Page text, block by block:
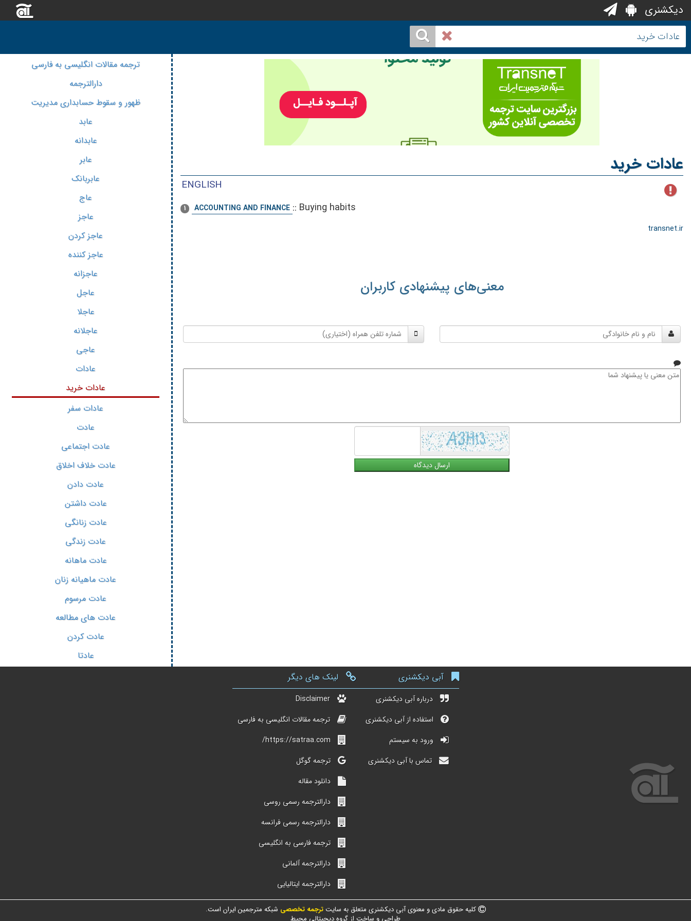
دیکشنری
عادات خرید
ENGLISH
1 ACCOUNTING AND FINANCE :: Buying habits
transnet.ir
معنی‌های پیشنهادی کاربران
و
شماره
تلفن
متن
ترجمه مقالات انگلیسی به فارسی
دارالترجمه
ظهور و سقوط حسابداری مدیریت
عابد
عابدانه
عابر
عابربانک
عاج
عاجز
عاجز کردن
عاجز کننده
عاجزانه
عاجل
عاجلا
عاجلانه
عاجی
عادات
عادات خرید
عادات سفر
عادت
عادت اجتماعی
عادت خلاف اخلاق
عادت دادن
عادت داشتن
عادت زنانگی
عادت زندگی
عادت ماهانه
عادت ماهیانه زنان
عادت مرسوم
عادت های مطالعه
عادت کردن
عادتا
آبی دیکشنری
درباره آبی دیکشنری
استفاده از آبی دیکشنری
ورود به سیستم
تماس با آبی دیکشنری
لینک های دیگر
Disclaimer
ترجمه مقالات انگلیسی به فارسی
https://satraa.com/
ترجمه گوگل
دانلود مقاله
دارالترجمه رسمی روسی
دارالترجمه رسمی فرانسه
ترجمه فارسی به انگلیسی
دارالترجمه آلمانی
دارالترجمه ایتالیایی
کلیه حقوق مادی و معنوی آبی دیکشنری متعلق به سایتترجمه تخصصی شبکه مترجمین ایران است.
طراحی و ساخت از گروه دیجیتالی محیط